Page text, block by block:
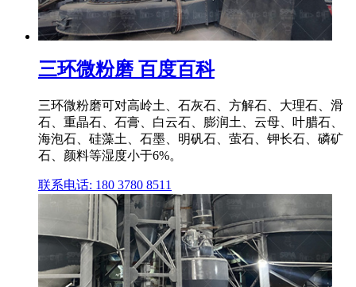
三环微粉磨 百度百科
三环微粉磨可对高岭土、石灰石、方解石、大理石、滑
石、重晶石、石膏、白云石、膨润土、云母、叶腊石、
海泡石、硅藻土、石墨、明矾石、萤石、钾长石、磷矿
石、颜料等湿度小于6%。
联系电话: 180 3780 8511